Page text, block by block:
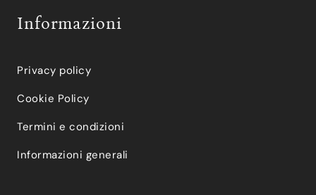
Informazioni
Privacy policy
Cookie Policy
Termini e condizioni
Informazioni generali